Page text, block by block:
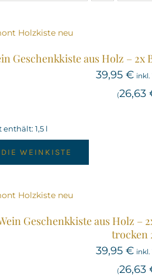
Geschenkkiste aus Holz –
39,95 € inkl.
(26,63
enthält: 1,5 l
WEINKISTE
Geschenkkiste aus Holz –
trocken
39,95 € inkl.
(26,63